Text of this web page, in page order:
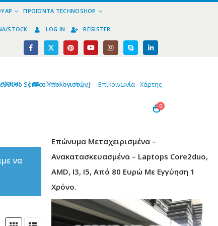
ΠΡΟΪΌΝΤΑ TECHNOSHOP
STOCK LOG IN REGISTER
| info@technoshop,gr |
Service Υπολογιστών| Επικοινωνία - Χάρτης
0
να
Επώνυμα Μεταχειρισμένα –
Ανακατασκευασμένα – Laptops Core2duo,
AMD, I3, I5, Από 80 Ευρώ Με Εγγύηση 1
Χρόνο.